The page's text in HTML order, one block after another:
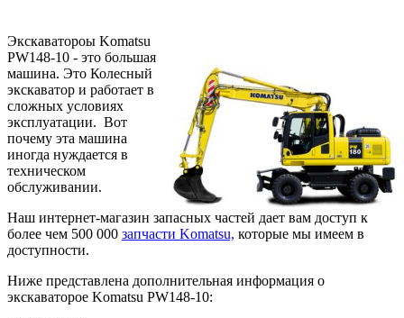
Экскаватороы Komatsu
PW148-10 - это большая
машина. Это Колесный
экскаватор и работает в
сложных условиях
эксплуатации. Вот
почему эта машина
иногда нуждается в
техническом
обслуживании.
Наш интернет-магазин запасных частей дает вам доступ к
более чем 500 000 запчасти Komatsu, которые мы имеем в
доступности.
Ниже представлена дополнительная информация о
экскаваторое Komatsu PW148-10: